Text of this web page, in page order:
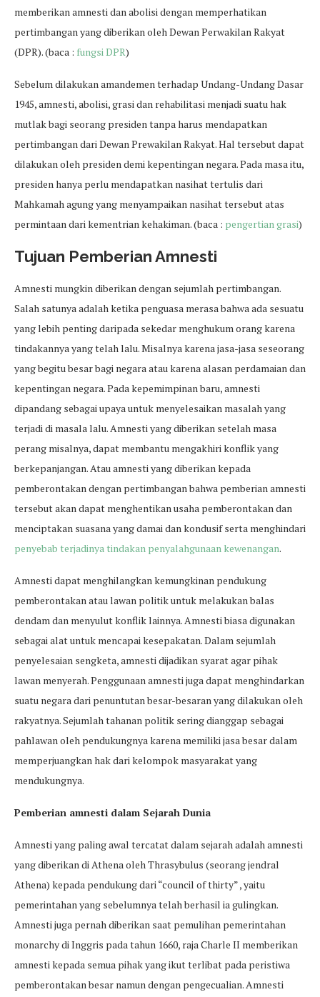
memberikan amnesti dan abolisi dengan memperhatikan
pertimbangan yang diberikan oleh Dewan Perwakilan Rakyat
(DPR). (baca : fungsi DPR)
Sebelum dilakukan amandemen terhadap Undang-Undang Dasar
1945, amnesti, abolisi, grasi dan rehabilitasi menjadi suatu hak
mutlak bagi seorang presiden tanpa harus mendapatkan
pertimbangan dari Dewan Prewakilan Rakyat. Hal tersebut dapat
dilakukan oleh presiden demi kepentingan negara. Pada masa itu,
presiden hanya perlu mendapatkan nasihat tertulis dari
Mahkamah agung yang menyampaikan nasihat tersebut atas
permintaan dari kementrian kehakiman. (baca : pengertian grasi)
Tujuan Pemberian Amnesti
Amnesti mungkin diberikan dengan sejumlah pertimbangan.
Salah satunya adalah ketika penguasa merasa bahwa ada sesuatu
yang lebih penting daripada sekedar menghukum orang karena
tindakannya yang telah lalu. Misalnya karena jasa-jasa seseorang
yang begitu besar bagi negara atau karena alasan perdamaian dan
kepentingan negara. Pada kepemimpinan baru, amnesti
dipandang sebagai upaya untuk menyelesaikan masalah yang
terjadi di masala lalu. Amnesti yang diberikan setelah masa
perang misalnya, dapat membantu mengakhiri konflik yang
berkepanjangan. Atau amnesti yang diberikan kepada
pemberontakan dengan pertimbangan bahwa pemberian amnesti
tersebut akan dapat menghentikan usaha pemberontakan dan
menciptakan suasana yang damai dan kondusif serta menghindari
penyebab terjadinya tindakan penyalahgunaan kewenangan.
Amnesti dapat menghilangkan kemungkinan pendukung
pemberontakan atau lawan politik untuk melakukan balas
dendam dan menyulut konflik lainnya. Amnesti biasa digunakan
sebagai alat untuk mencapai kesepakatan. Dalam sejumlah
penyelesaian sengketa, amnesti dijadikan syarat agar pihak
lawan menyerah. Penggunaan amnesti juga dapat menghindarkan
suatu negara dari penuntutan besar-besaran yang dilakukan oleh
rakyatnya. Sejumlah tahanan politik sering dianggap sebagai
pahlawan oleh pendukungnya karena memiliki jasa besar dalam
memperjuangkan hak dari kelompok masyarakat yang
mendukungnya.
Pemberian amnesti dalam Sejarah Dunia
Amnesti yang paling awal tercatat dalam sejarah adalah amnesti
yang diberikan di Athena oleh Thrasybulus (seorang jendral
Athena) kepada pendukung dari “council of thirty” , yaitu
pemerintahan yang sebelumnya telah berhasil ia gulingkan.
Amnesti juga pernah diberikan saat pemulihan pemerintahan
monarchy di Inggris pada tahun 1660, raja Charle II memberikan
amnesti kepada semua pihak yang ikut terlibat pada peristiwa
pemberontakan besar namun dengan pengecualian. Amnesti